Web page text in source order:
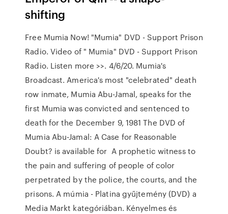
shifting
Free Mumia Now! "Mumia" DVD - Support Prison
Radio. Video of " Mumia" DVD - Support Prison
Radio. Listen more >>. 4/6/20. Mumia's
Broadcast. America's most "celebrated" death
row inmate, Mumia Abu-Jamal, speaks for the
first Mumia was convicted and sentenced to
death for the December 9, 1981 The DVD of
Mumia Abu-Jamal: A Case for Reasonable
Doubt? is available for A prophetic witness to
the pain and suffering of people of color
perpetrated by the police, the courts, and the
prisons. A múmia - Platina gyűjtemény (DVD) a
Media Markt kategóriában. Kényelmes és